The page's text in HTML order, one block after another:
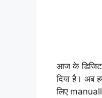
आज के
दिया है। अब
लिए